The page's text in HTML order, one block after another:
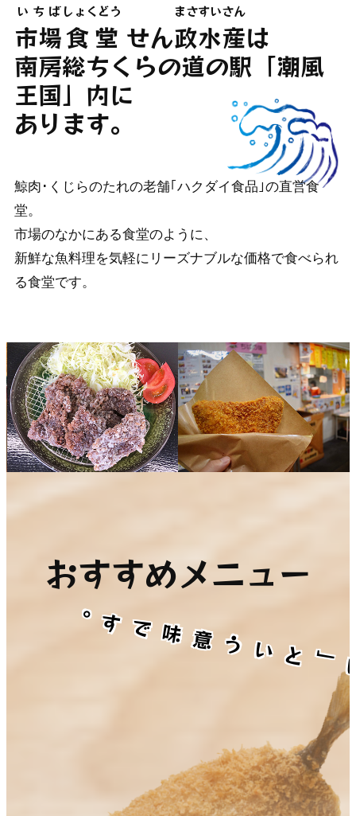
市場
いちば
食堂
しょくどう
せん政
まさ
水産
すいさん
は
南房総ちくらの道の駅「潮風
王国」内に
あります。
鯨肉･くじらのたれの老舗｢ハクダイ食品｣の直営食
堂。
市場のなかにある食堂のように、
新鮮な魚料理を気軽にリーズナブルな価格で食べられ
る食堂です。
おすすめメニュー
」
と
い
う
意
味
で
す
。